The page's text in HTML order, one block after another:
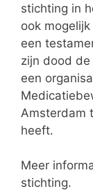
stichting in
ook
een
zijn dood
een
Amsterdam
heeft.
Meer
stichting.